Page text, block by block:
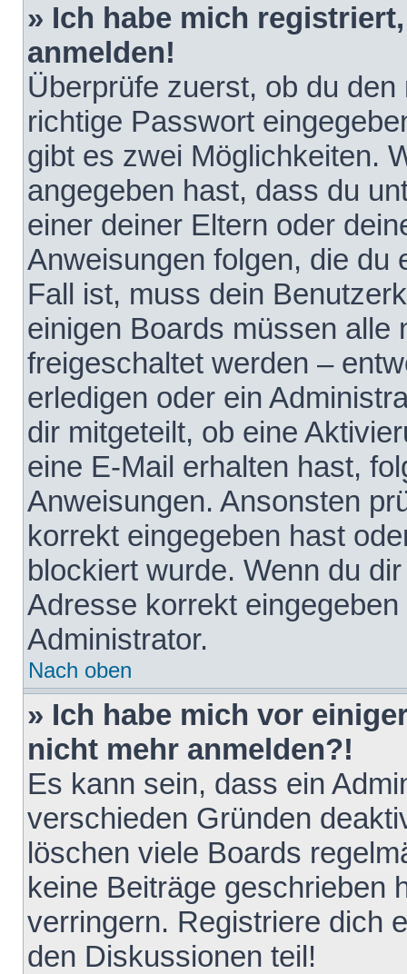
» Ich habe mich
anmelden!
Überprüfe zuerst, ob du
richtige Passwort
gibt es zwei Möglichkeiten.
angegeben hast, dass du
einer deiner Eltern oder
Anweisungen folgen, die du
Fall ist, muss dein
einigen Boards müssen alle
freigeschaltet werden –
erledigen oder ein
dir mitgeteilt, ob eine
eine E-Mail erhalten hast,
Anweisungen. Ansonsten
korrekt eingegeben hast
blockiert wurde. Wenn du
Adresse korrekt
Administrator.
Nach oben
» Ich habe mich vor
nicht mehr anmelden?!
Es kann sein, dass ein
verschieden Gründen
löschen viele Boards
keine Beiträge geschrieben
verringern. Registriere dich
den Diskussionen teil!